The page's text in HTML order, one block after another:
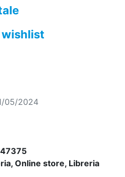
wishlist
05/2024
Online store, Libreria